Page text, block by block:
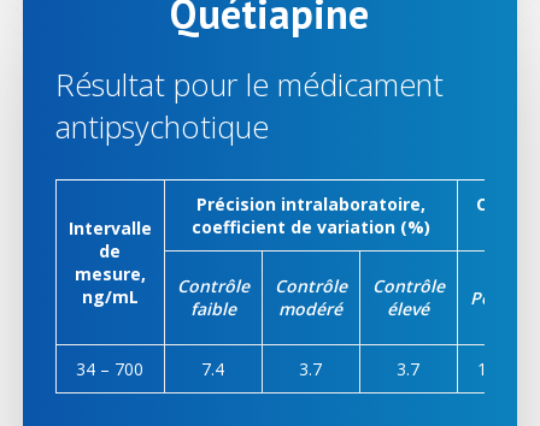
Quétiapine
Résultat pour le médicament
antipsychotique
Intervalle
de
mesure,
ng/mL
Précision intralaboratoire,
coefficient de variation (%)
Contrôle
faible
Contrôle
modéré
Contrôle
élevé
Pente
34 – 700 7.4 3.7 3.7 1.03